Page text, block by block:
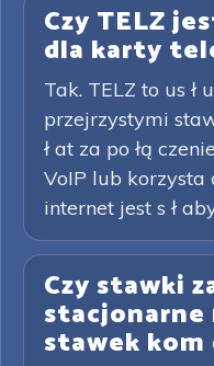
Czy TELZ
dla karty
Tak. TELZ to us
przejrzystymi
ł at za po łą
VoIP lub korzysta
internet jest s ł
Czy stawki
stacjonarne
stawek